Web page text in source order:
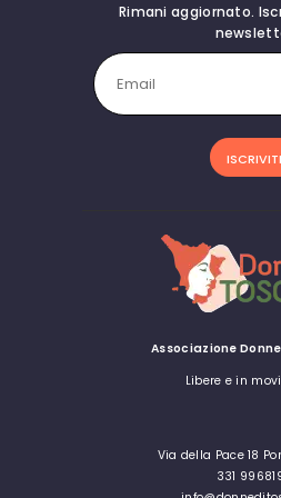
Rimani aggiornato.
Associazione
Libere e in
Via della Pace 18
331